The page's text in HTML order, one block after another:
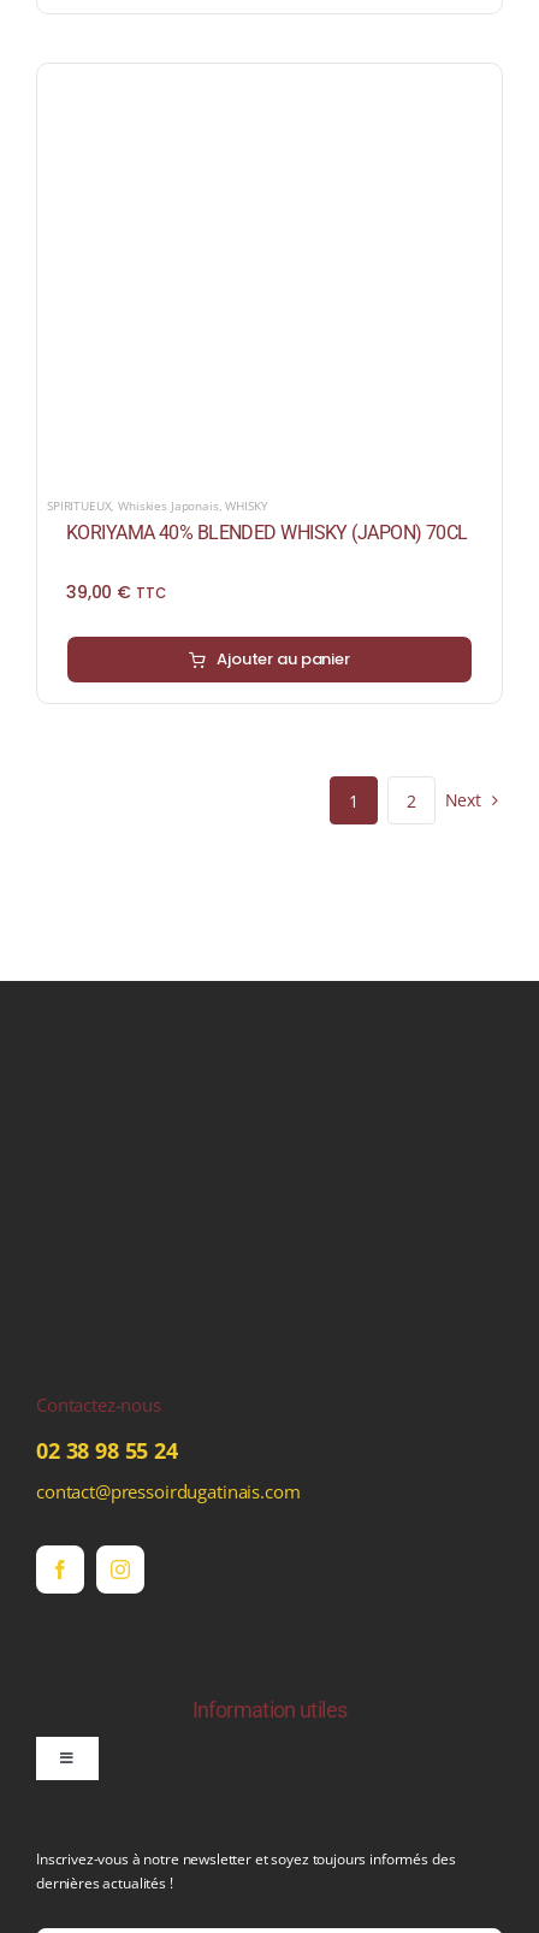
SPIRITUEUX,Whiskies Japonais,WHISKY
KORIYAMA 40% BLENDED WHISKY (JAPON) 70CL
39,00 € TTC
Ajouter au panier
1 2 Next
Contactez-nous
02 38 98 55 24
contact@pressoirdugatinais.com
Information utiles
Toggle
Inscrivez-vous à notre newsletter et soyez toujours informés des
dernières actualités !